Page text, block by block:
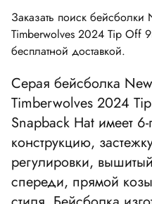
Заказать поиск бейсболки
Timberwolves 2024 Tip Off
бесплатной доставкой.
Серая бейсболка
Timberwolves 2024
Snapback Hat имеет
конструкцию,
регулировки,
спереди, прямой